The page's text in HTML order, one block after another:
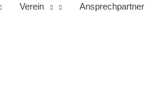
Verein Ansprechpartner